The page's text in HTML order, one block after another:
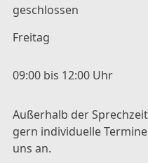
geschlossen
Freitag
09:00 bis 12:00 Uhr
Außerhalb der
gern individuelle
uns an.